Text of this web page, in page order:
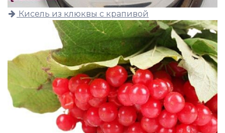
Кисель из клюквы с крапивой